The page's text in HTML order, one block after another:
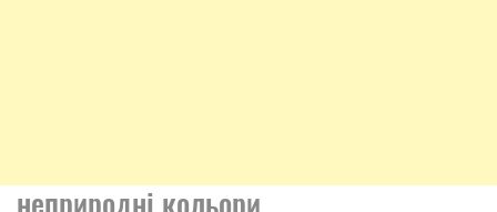
неприродні кольори